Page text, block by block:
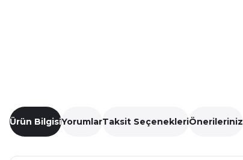
Ürün BilgisiYorumlarTaksit SeçenekleriÖnerileriniz